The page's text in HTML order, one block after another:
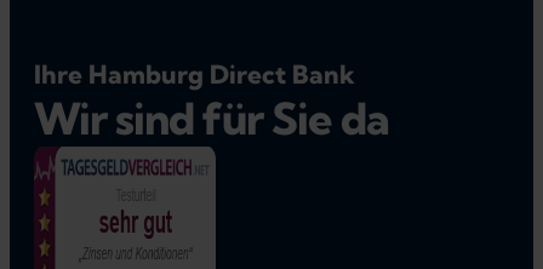
Ihre Hamburg Direct Bank
Wir sind für Sie da